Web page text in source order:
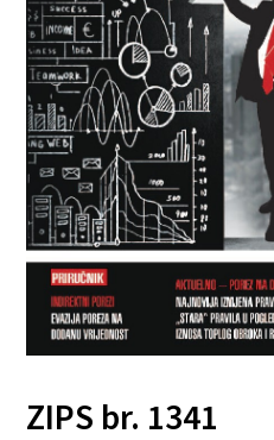
ZIPS br. 1341